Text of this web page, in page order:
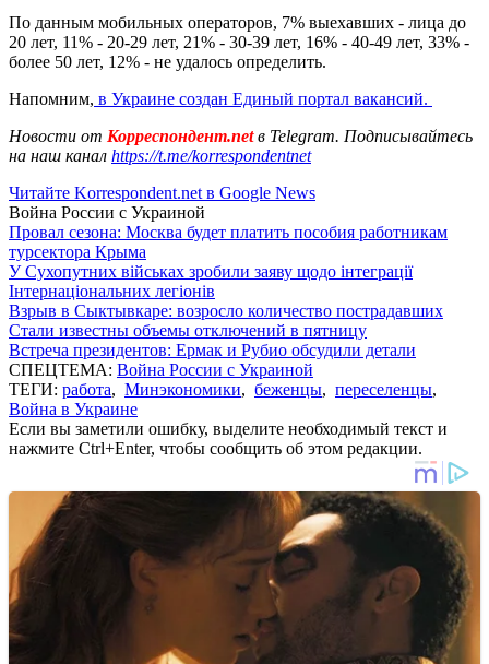
По данным мобильных операторов, 7% выехавших - лица до
20 лет, 11% - 20-29 лет, 21% - 30-39 лет, 16% - 40-49 лет, 33% -
более 50 лет, 12% - не удалось определить.
Напомним, в Украине создан Единый портал вакансий.
Новости от Корреспондент.netв Telegram. Подписывайтесь
на наш канал https://t.me/korrespondentnet
Читайте Korrespondent.net в Google News
Война России с Украиной
Провал сезона: Москва будет платить пособия работникам
турсектора Крыма
У Сухопутних військах зробили заяву щодо інтеграції
Інтернаціональних легіонів
Взрыв в Сыктывкаре: возросло количество пострадавших
Стали известны объемы отключений в пятницу
Встреча президентов: Ермак и Рубио обсудили детали
СПЕЦТЕМА: Война России с Украиной
ТЕГИ: работа, Минэкономики, беженцы, переселенцы,
Война в Украине
Если вы заметили ошибку, выделите необходимый текст и
нажмите Ctrl+Enter, чтобы сообщить об этом редакции.